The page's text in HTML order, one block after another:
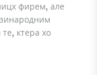
фирем, але
ктера хо